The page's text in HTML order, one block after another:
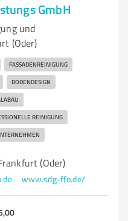
GmbH
und
(Oder)
FASSADENREINIGUNG
BODENDESIGN
REINIGUNG
(Oder)
www.sdg-ffo.de/